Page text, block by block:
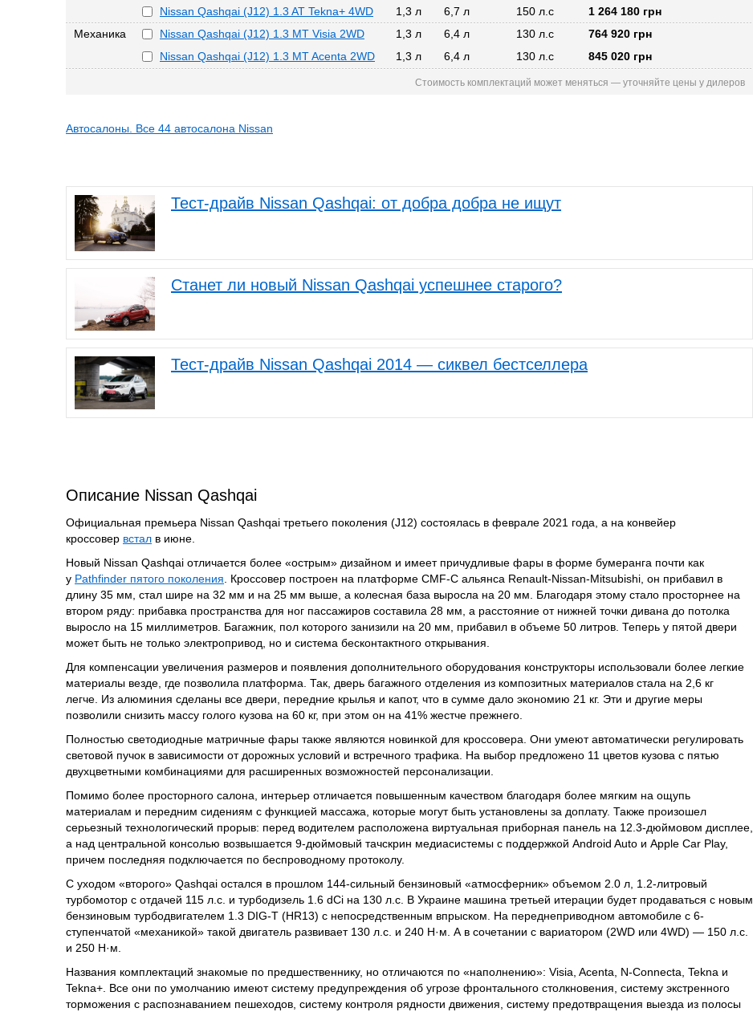
Nissan Qashqai (J12) 1.3 AT Tekna+ 4WD
1,3 л 6,7 л 150 л.с
1 264 180 грн
Механика
Nissan Qashqai (J12) 1.3 MT Visia 2WD 1,3 л 6,4 л 130 л.с
764 920 грн
Nissan Qashqai (J12) 1.3 MT Acenta 2WD
1,3 л 6,4 л 130 л.с 845 020 грн
Стоимость комплектаций может меняться — уточняйте цены у дилеров
Автосалоны. Все 44 автосалона Nissan
Тест-драйв Nissan Qashqai: от добра добра не ищут
Станет ли новый Nissan Qashqai успешнее старого?
Тест-драйв Nissan Qashqai 2014 — сиквел бестселлера
Описание Nissan Qashqai
Официальная премьера Nissan Qashqai третьего поколения (J12) состоялась в феврале 2021 года, а на конвейер
кроссовер встал в июне.
Новый Nissan Qashqai отличается более «острым» дизайном и имеет причудливые фары в форме бумеранга почти как
у Pathfinder пятого поколения . Кроссовер построен на платформе CMF-C альянса Renault-Nissan-Mitsubishi, он прибавил в
длину 35 мм, стал шире на 32 мм и на 25 мм выше, а колесная база выросла на 20 мм. Благодаря этому стало просторнее на
втором ряду: прибавка пространства для ног пассажиров составила 28 мм, а расстояние от нижней точки дивана до потолка
выросло на 15 миллиметров. Багажник, пол которого занизили на 20 мм, прибавил в объеме 50 литров. Теперь у пятой двери
может быть не только электропривод, но и система бесконтактного открывания.
Для компенсации увеличения размеров и появления дополнительного оборудования конструкторы использовали более легкие
материалы везде, где позволила платформа. Так, дверь багажного отделения из композитных материалов стала на 2,6 кг
легче. Из алюминия сделаны все двери, передние крылья и капот, что в сумме дало экономию 21 кг. Эти и другие меры
позволили снизить массу голого кузова на 60 кг, при этом он на 41% жестче прежнего.
Полностью светодиодные матричные фары также являются новинкой для кроссовера. Они умеют автоматически регулировать
световой пучок в зависимости от дорожных условий и встречного трафика. На выбор предложено 11 цветов кузова с пятью
двухцветными комбинациями для расширенных возможностей персонализации.
Помимо более просторного салона, интерьер отличается повышенным качеством благодаря более мягким на ощупь
материалам и передним сидениям с функцией массажа, которые могут быть установлены за доплату. Также произошел
серьезный технологический прорыв: перед водителем расположена виртуальная приборная панель на 12.3-дюймовом дисплее,
а над центральной консолью возвышается 9-дюймовый тачскрин медиасистемы с поддержкой Android Auto и Apple Car Play,
причем последняя подключается по беспроводному протоколу.
С уходом «второго» Qashqai остался в прошлом 144-сильный бензиновый «атмосферник» объемом 2.0 л, 1.2-литровый
турбомотор с отдачей 115 л.с. и турбодизель 1.6 dCi на 130 л.с. В Украине машина третьей итерации будет продаваться с новым
бензиновым турбодвигателем 1.3 DIG-T (HR13) с непосредственным впрыском. На переднеприводном автомобиле с 6-
ступенчатой «механикой» такой двигатель развивает 130 л.с. и 240 Н·м. А в сочетании с вариатором (2WD или 4WD) — 150 л.с.
и 250 Н·м.
Названия комплектаций знакомые по предшественнику, но отличаются по «наполнению»: Visia, Acenta, N-Connecta, Tekna и
Tekna+. Все они по умолчанию имеют систему предупреждения об угрозе фронтального столкновения, систему экстренного
торможения с распознаванием пешеходов, систему контроля рядности движения, систему предотвращения выезда из полосы